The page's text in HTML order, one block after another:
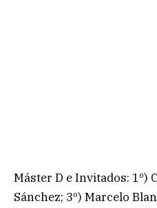
Máster D e Invitados: 1º)
Sánchez; 3º) Marcelo